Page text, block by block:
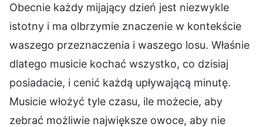
Obecnie każdy mijający dzień jest niezwykle
istotny i ma olbrzymie znaczenie w kontekście
waszego przeznaczenia i waszego losu. Właśnie
dlatego musicie kochać wszystko, co dzisiaj
posiadacie, i cenić każdą upływającą minutę.
Musicie włożyć tyle czasu, ile możecie, aby
zebrać możliwie największe owoce, aby nie